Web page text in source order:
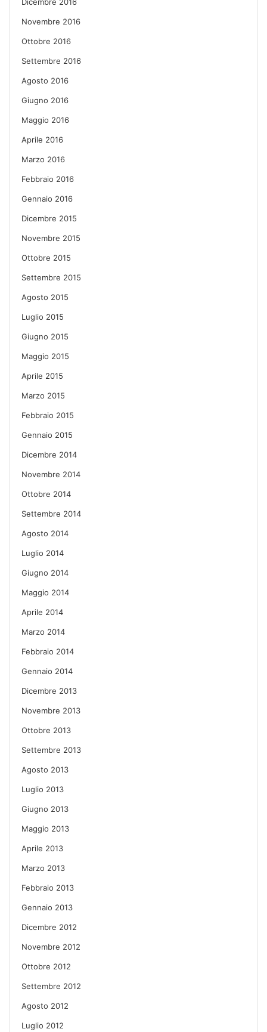
Novembre 2016
Ottobre 2016
Settembre 2016
Agosto 2016
Giugno 2016
Maggio 2016
Aprile 2016
Marzo 2016
Febbraio 2016
Gennaio 2016
Dicembre 2015
Novembre 2015
Ottobre 2015
Settembre 2015
Agosto 2015
Luglio 2015
Giugno 2015
Maggio 2015
Aprile 2015
Marzo 2015
Febbraio 2015
Gennaio 2015
Dicembre 2014
Novembre 2014
Ottobre 2014
Settembre 2014
Agosto 2014
Luglio 2014
Giugno 2014
Maggio 2014
Aprile 2014
Marzo 2014
Febbraio 2014
Gennaio 2014
Dicembre 2013
Novembre 2013
Ottobre 2013
Settembre 2013
Agosto 2013
Luglio 2013
Giugno 2013
Maggio 2013
Aprile 2013
Marzo 2013
Febbraio 2013
Gennaio 2013
Dicembre 2012
Novembre 2012
Ottobre 2012
Settembre 2012
Agosto 2012
Luglio 2012